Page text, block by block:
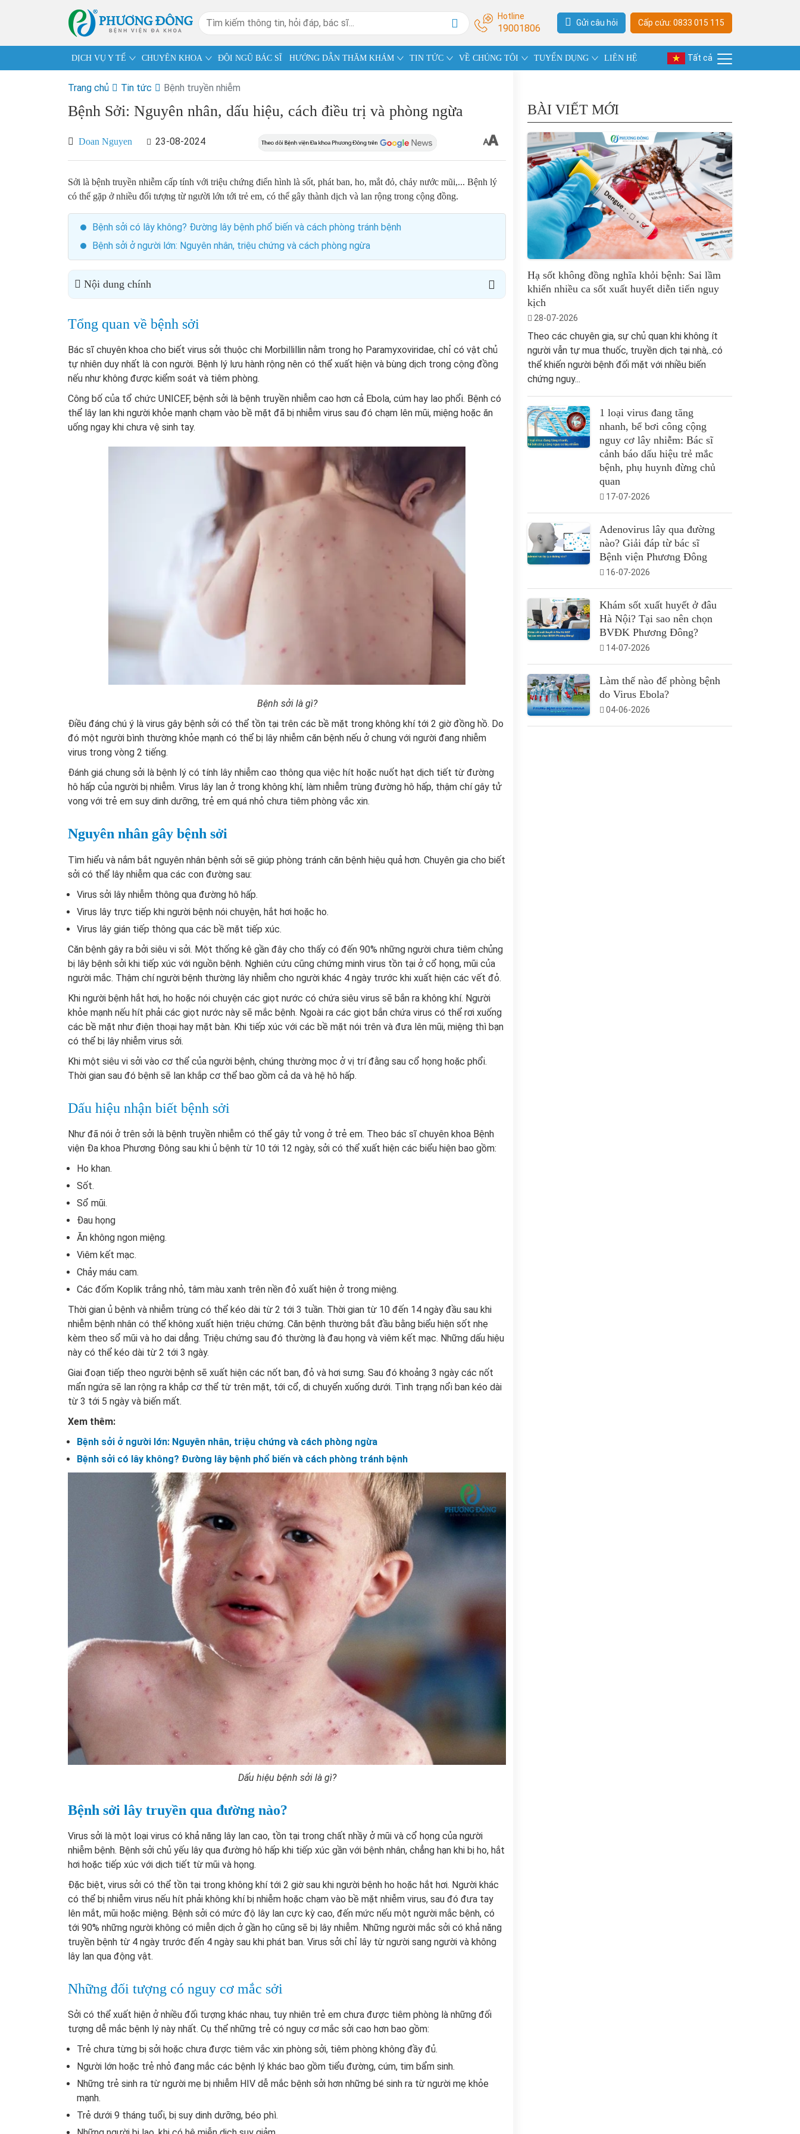
Hotline
19001806 Gửi câu hỏi Cấp cứu: 0833 015 115
DỊCH VỤ Y TẾ CHUYÊN KHOA ĐỘI NGŨ BÁC SĨ HƯỚNG DẪN THĂM KHÁM TIN TỨC VỀ CHÚNG TÔI TUYỂN DỤNG LIÊN HỆ Tất cả
Trang chủ Tin tức Bệnh truyền nhiễm
Bệnh Sởi: Nguyên nhân, dấu hiệu, cách điều trị và phòng ngừa
Doan Nguyen 23-08-2024
Sởi là bệnh truyền nhiễm cấp tính với triệu chứng điển hình là sốt, phát ban, ho, mắt đỏ, chảy nước mũi,... Bệnh lý
có thể gặp ở nhiều đối tượng từ người lớn tới trẻ em, có thể gây thành dịch và lan rộng trong cộng đồng.
Bệnh sởi có lây không? Đường lây bệnh phổ biến và cách phòng tránh bệnh
Bệnh sởi ở người lớn: Nguyên nhân, triệu chứng và cách phòng ngừa
Nội dung chính
Tổng quan về bệnh sởi
Bác sĩ chuyên khoa cho biết virus sởi thuộc chi Morbillillin nằm trong họ Paramyxoviridae, chỉ có vật chủ
tự nhiên duy nhất là con người. Bệnh lý lưu hành rộng nên có thể xuất hiện và bùng dịch trong cộng đồng
nếu như không được kiểm soát và tiêm phòng.
Công bố của tổ chức UNICEF, bệnh sởi là bệnh truyền nhiễm cao hơn cả Ebola, cúm hay lao phổi. Bệnh có
thể lây lan khi người khỏe mạnh chạm vào bề mặt đã bị nhiễm virus sau đó chạm lên mũi, miệng hoặc ăn
uống ngay khi chưa vệ sinh tay.
Bệnh sởi là gì?
Điều đáng chú ý là virus gây bệnh sởi có thể tồn tại trên các bề mặt trong không khí tới 2 giờ đồng hồ. Do
đó một người bình thường khỏe mạnh có thể bị lây nhiễm căn bệnh nếu ở chung với người đang nhiễm
virus trong vòng 2 tiếng.
Đánh giá chung sởi là bệnh lý có tính lây nhiễm cao thông qua việc hít hoặc nuốt hạt dịch tiết từ đường
hô hấp của người bị nhiễm. Virus lây lan ở trong không khí, làm nhiễm trùng đường hô hấp, thậm chí gây tử
vong với trẻ em suy dinh dưỡng, trẻ em quá nhỏ chưa tiêm phòng vắc xin.
Nguyên nhân gây bệnh sởi
Tìm hiểu và nắm bắt nguyên nhân bệnh sởi sẽ giúp phòng tránh căn bệnh hiệu quả hơn. Chuyên gia cho biết
sởi có thể lây nhiễm qua các con đường sau:
Virus sởi lây nhiễm thông qua đường hô hấp.
Virus lây trực tiếp khi người bệnh nói chuyện, hắt hơi hoặc ho.
Virus lây gián tiếp thông qua các bề mặt tiếp xúc.
Căn bệnh gây ra bởi siêu vi sởi. Một thống kê gần đây cho thấy có đến 90% những người chưa tiêm chủng
bị lây bệnh sởi khi tiếp xúc với nguồn bệnh. Nghiên cứu cũng chứng minh virus tồn tại ở cổ họng, mũi của
người mắc. Thậm chí người bệnh thường lây nhiễm cho người khác 4 ngày trước khi xuất hiện các vết đỏ.
Khi người bệnh hắt hơi, ho hoặc nói chuyện các giọt nước có chứa siêu virus sẽ bắn ra không khí. Người
khỏe mạnh nếu hít phải các giọt nước này sẽ mắc bệnh. Ngoài ra các giọt bắn chứa virus có thể rơi xuống
các bề mặt như điện thoại hay mặt bàn. Khi tiếp xúc với các bề mặt nói trên và đưa lên mũi, miệng thì bạn
có thể bị lây nhiễm virus sởi.
Khi một siêu vi sởi vào cơ thể của người bệnh, chúng thường mọc ở vị trí đằng sau cổ họng hoặc phổi.
Thời gian sau đó bệnh sẽ lan khắp cơ thể bao gồm cả da và hệ hô hấp.
Dấu hiệu nhận biết bệnh sởi
Như đã nói ở trên sởi là bệnh truyền nhiễm có thể gây tử vong ở trẻ em. Theo bác sĩ chuyên khoa Bệnh
viện Đa khoa Phương Đông sau khi ủ bệnh từ 10 tới 12 ngày, sởi có thể xuất hiện các biểu hiện bao gồm:
Ho khan.
Sốt.
Sổ mũi.
Đau họng
Ăn không ngon miệng.
Viêm kết mạc.
Chảy máu cam.
Các đốm Koplik trắng nhỏ, tâm màu xanh trên nền đỏ xuất hiện ở trong miệng.
Thời gian ủ bệnh và nhiễm trùng có thể kéo dài từ 2 tới 3 tuần. Thời gian từ 10 đến 14 ngày đầu sau khi
nhiễm bệnh nhân có thể không xuất hiện triệu chứng. Căn bệnh thường bắt đầu bằng biểu hiện sốt nhẹ
kèm theo sổ mũi và ho dai dẳng. Triệu chứng sau đó thường là đau họng và viêm kết mạc. Những dấu hiệu
này có thể kéo dài từ 2 tới 3 ngày.
Giai đoạn tiếp theo người bệnh sẽ xuất hiện các nốt ban, đỏ và hơi sưng. Sau đó khoảng 3 ngày các nốt
mẩn ngứa sẽ lan rộng ra khắp cơ thể từ trên mặt, tới cổ, di chuyển xuống dưới. Tình trạng nổi ban kéo dài
từ 3 tới 5 ngày và biến mất.
Xem thêm:
Bệnh sởi ở người lớn: Nguyên nhân, triệu chứng và cách phòng ngừa
Bệnh sởi có lây không? Đường lây bệnh phổ biến và cách phòng tránh bệnh
Dấu hiệu bệnh sởi là gì?
Bệnh sởi lây truyền qua đường nào?
Virus sởi là một loại virus có khả năng lây lan cao, tồn tại trong chất nhầy ở mũi và cổ họng của người
nhiễm bệnh. Bệnh sởi chủ yếu lây qua đường hô hấp khi tiếp xúc gần với bệnh nhân, chẳng hạn khi bị ho, hắt
hơi hoặc tiếp xúc với dịch tiết từ mũi và họng.
Đặc biệt, virus sởi có thể tồn tại trong không khí tới 2 giờ sau khi người bệnh ho hoặc hắt hơi. Người khác
có thể bị nhiễm virus nếu hít phải không khí bị nhiễm hoặc chạm vào bề mặt nhiễm virus, sau đó đưa tay
lên mắt, mũi hoặc miệng. Bệnh sởi có mức độ lây lan cực kỳ cao, đến mức nếu một người mắc bệnh, có
tới 90% những người không có miễn dịch ở gần họ cũng sẽ bị lây nhiễm. Những người mắc sởi có khả năng
truyền bệnh từ 4 ngày trước đến 4 ngày sau khi phát ban. Virus sởi chỉ lây từ người sang người và không
lây lan qua động vật.
Những đối tượng có nguy cơ mắc sởi
Sởi có thể xuất hiện ở nhiều đối tượng khác nhau, tuy nhiên trẻ em chưa được tiêm phòng là những đối
tượng dễ mắc bệnh lý này nhất. Cụ thể những trẻ có nguy cơ mắc sởi cao hơn bao gồm:
Trẻ chưa từng bị sởi hoặc chưa được tiêm vắc xin phòng sởi, tiêm phòng không đầy đủ.
Người lớn hoặc trẻ nhỏ đang mắc các bệnh lý khác bao gồm tiểu đường, cúm, tim bẩm sinh.
Những trẻ sinh ra từ người mẹ bị nhiễm HIV dễ mắc bệnh sởi hơn những bé sinh ra từ người mẹ khỏe
mạnh.
Trẻ dưới 9 tháng tuổi, bị suy dinh dưỡng, béo phì.
BÀI VIẾT MỚI
Hạ sốt không đồng nghĩa khỏi bệnh: Sai lầm
khiến nhiều ca sốt xuất huyết diễn tiến nguy
kịch
28-07-2026
Theo các chuyên gia, sự chủ quan khi không ít
người vẫn tự mua thuốc, truyền dịch tại nhà,..có
thể khiến người bệnh đối mặt với nhiều biến
chứng nguy...
1 loại virus đang tăng
nhanh, bể bơi công cộng
nguy cơ lây nhiễm: Bác sĩ
cảnh báo dấu hiệu trẻ mắc
bệnh, phụ huynh đừng chủ
quan
17-07-2026
Adenovirus lây qua đường
nào? Giải đáp từ bác sĩ
Bệnh viện Phương Đông
16-07-2026
Khám sốt xuất huyết ở đâu
Hà Nội? Tại sao nên chọn
BVĐK Phương Đông?
14-07-2026
Làm thế nào để phòng bệnh
do Virus Ebola?
04-06-2026